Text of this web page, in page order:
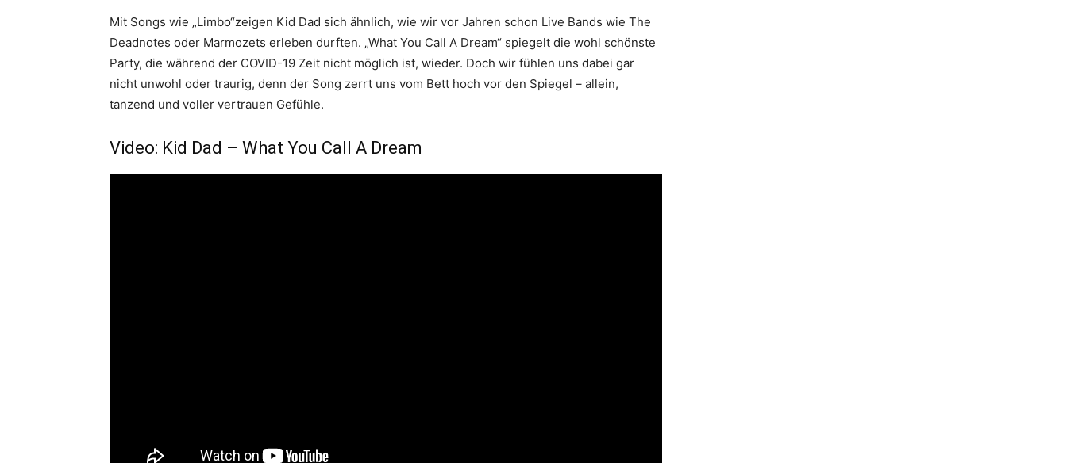
Mit Songs wie „Limbo“zeigen Kid Dad sich ähnlich, wie wir vor Jahren schon Live Bands wie The
Deadnotes oder Marmozets erleben durften. „What You Call A Dream“ spiegelt die wohl schönste
Party, die während der COVID-19 Zeit nicht möglich ist, wieder. Doch wir fühlen uns dabei gar
nicht unwohl oder traurig, denn der Song zerrt uns vom Bett hoch vor den Spiegel – allein,
tanzend und voller vertrauen Gefühle.
Video: Kid Dad – What You Call A Dream